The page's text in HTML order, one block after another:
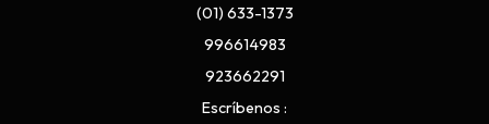
(01) 633-1373
996614983
923662291
Escríbenos